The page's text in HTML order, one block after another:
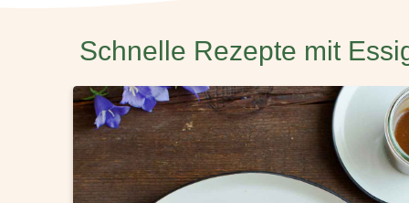
Schnelle Rezepte mit